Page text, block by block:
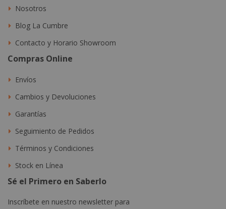
Nosotros
Blog La Cumbre
Contacto y Horario Showroom
Compras Online
Envíos
Cambios y Devoluciones
Garantías
Seguimiento de Pedidos
Términos y Condiciones
Stock en Línea
Sé el Primero en Saberlo
Inscríbete en nuestro newsletter para